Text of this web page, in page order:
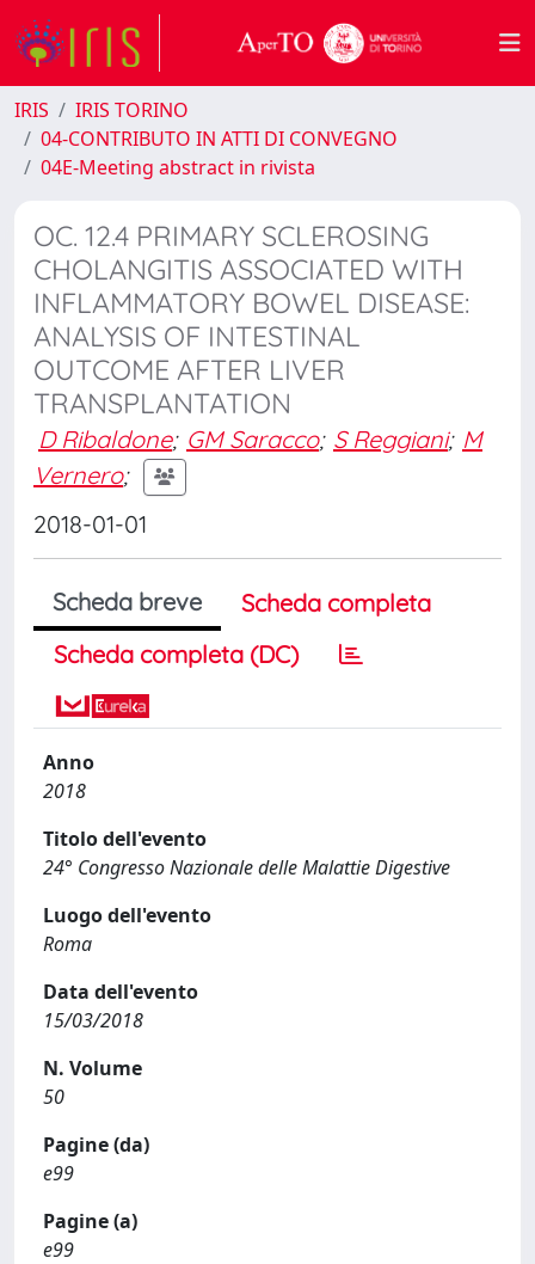
IRIS
IRIS TORINO
04-CONTRIBUTO IN ATTI DI CONVEGNO
04E-Meeting abstract in rivista
OC. 12.4 PRIMARY SCLEROSING
CHOLANGITIS ASSOCIATED WITH
INFLAMMATORY BOWEL DISEASE:
ANALYSIS OF INTESTINAL
OUTCOME AFTER LIVER
TRANSPLANTATION
D Ribaldone; GM Saracco; S Reggiani; M
Vernero;
2018-01-01
Scheda breve
Scheda completa
Scheda completa (DC)
Anno
2018
Titolo dell'evento
24° Congresso Nazionale delle Malattie Digestive
Luogo dell'evento
Roma
Data dell'evento
15/03/2018
N. Volume
50
Pagine (da)
e99
Pagine (a)
e99